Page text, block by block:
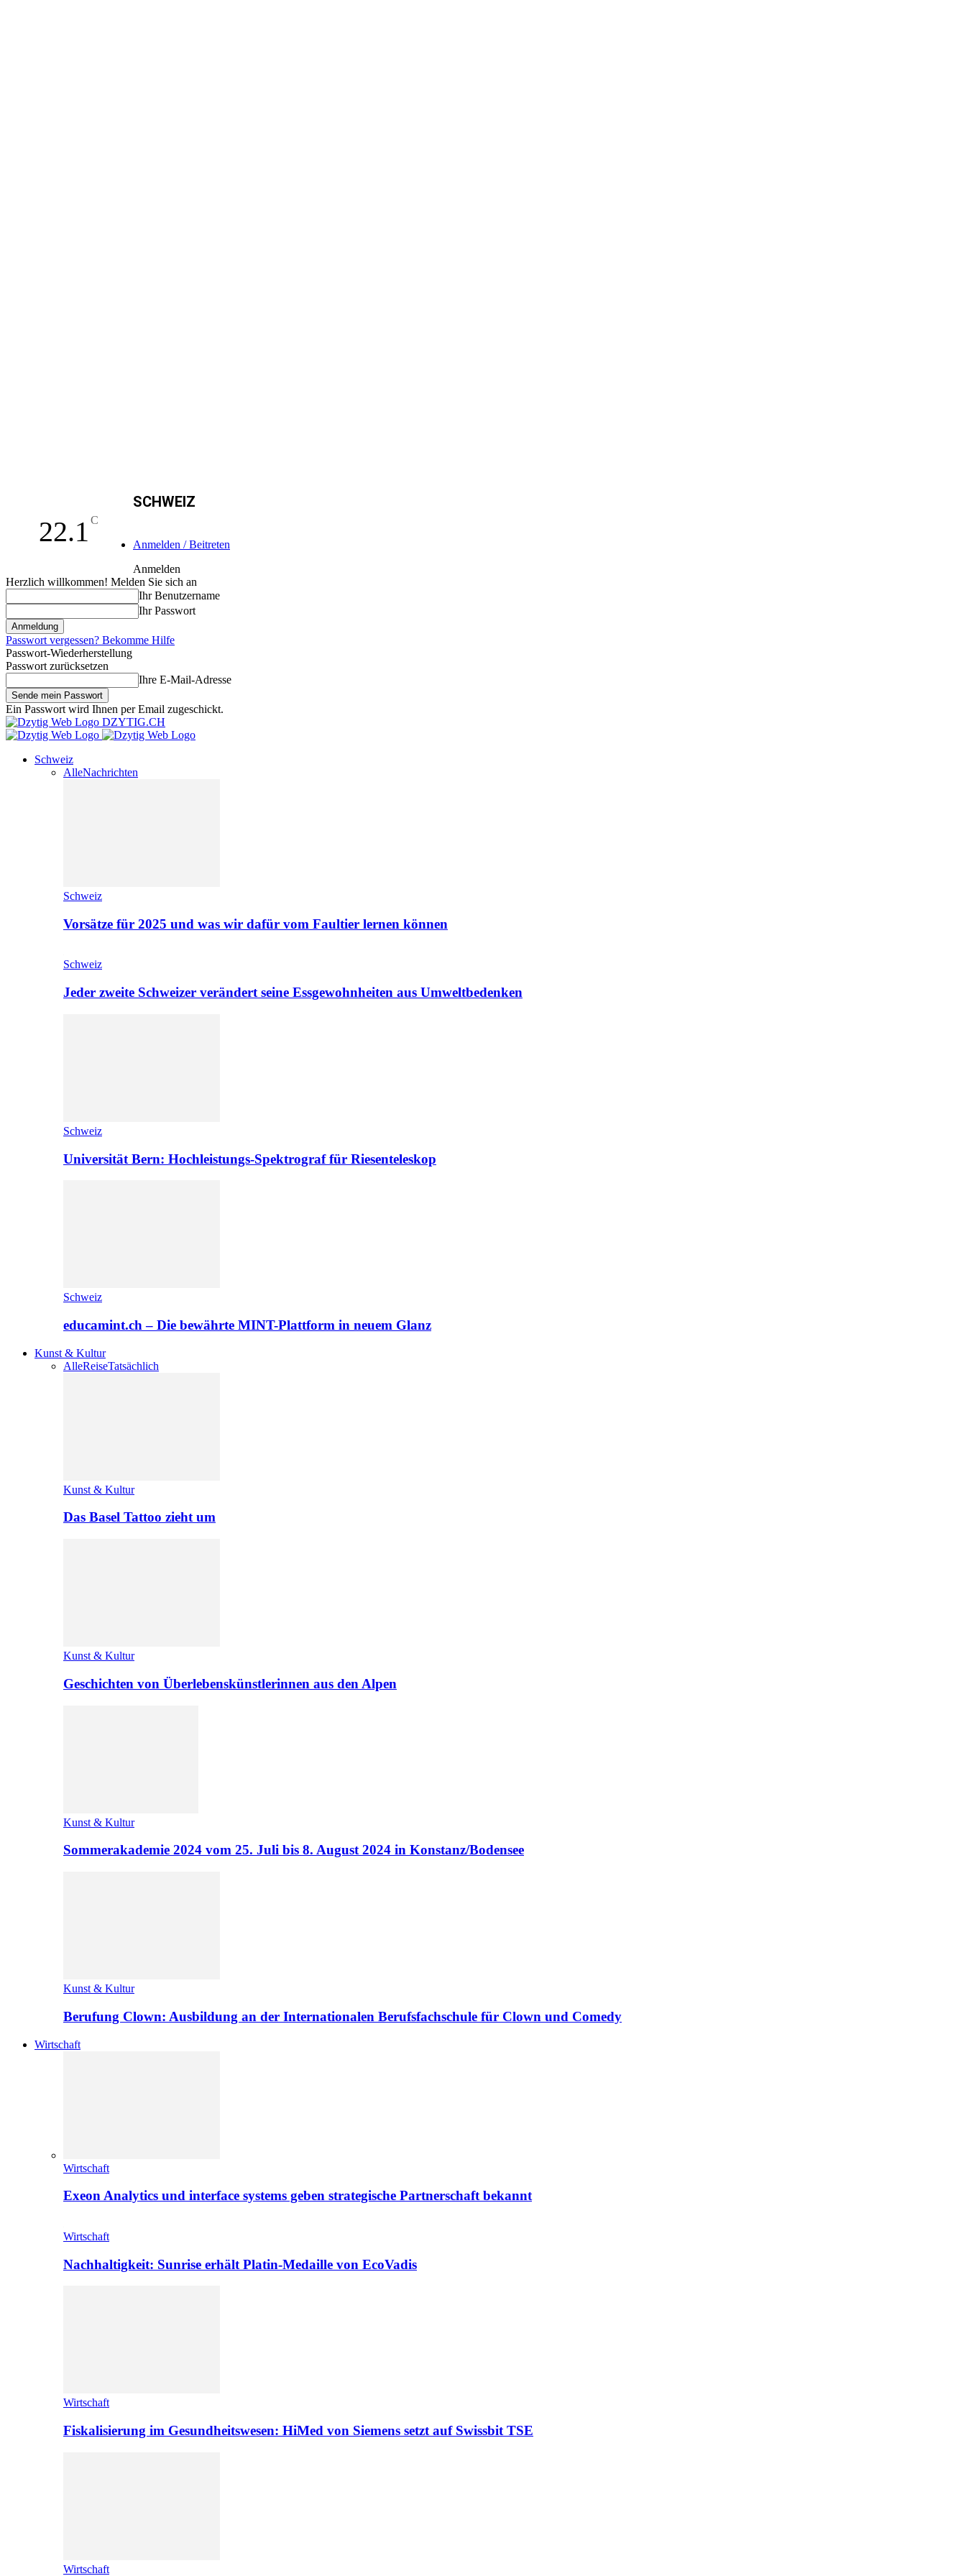
22.1 C
SCHWEIZ
Anmelden / Beitreten
Anmelden
Herzlich willkommen! Melden Sie sich an
Ihr Benutzername
Ihr Passwort
Passwort vergessen? Bekomme Hilfe
Passwort-Wiederherstellung
Passwort zurücksetzen
Ihre E-Mail-Adresse
Ein Passwort wird Ihnen per Email zugeschickt.
DZYTIG.CH
Schweiz
AlleNachrichten
Schweiz
Vorsätze für 2025 und was wir dafür vom Faultier lernen können
Schweiz
Jeder zweite Schweizer verändert seine Essgewohnheiten aus Umweltbedenken
Schweiz
Universität Bern: Hochleistungs-Spektrograf für Riesenteleskop
Schweiz
educamint.ch – Die bewährte MINT-Plattform in neuem Glanz
Kunst & Kultur
AlleReiseTatsächlich
Kunst & Kultur
Das Basel Tattoo zieht um
Kunst & Kultur
Geschichten von Überlebenskünstlerinnen aus den Alpen
Kunst & Kultur
Sommerakademie 2024 vom 25. Juli bis 8. August 2024 in Konstanz/Bodensee
Kunst & Kultur
Berufung Clown: Ausbildung an der Internationalen Berufsfachschule für Clown und Comedy
Wirtschaft
Wirtschaft
Exeon Analytics und interface systems geben strategische Partnerschaft bekannt
Wirtschaft
Nachhaltigkeit: Sunrise erhält Platin-Medaille von EcoVadis
Wirtschaft
Fiskalisierung im Gesundheitswesen: HiMed von Siemens setzt auf Swissbit TSE
Wirtschaft